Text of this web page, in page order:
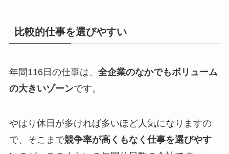
比較的仕事を選びやすい
年間116日の仕事は、 全企業のなかでもボリューム
の大きいゾーンです。
やはり休日が多ければ多いほど人気になりますの
で、そこまで競争率が高くもなく仕事を選びやす